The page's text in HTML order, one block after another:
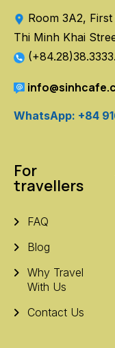
Room 3A2,
Thi Minh Khai
WhatsApp: +84
For
travellers
FAQ
Blog
Why Travel
With Us
Contact Us